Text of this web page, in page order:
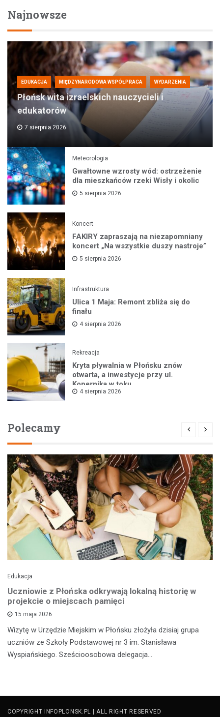
Najnowsze
EDUKACJA MIĘDZYNARODOWA WSPÓŁPRACA WYDARZENIA
Płońsk wita izraelskich nauczycieli i
edukatorów
7 sierpnia 2026
Meteorologia
Gwałtowne wzrosty wód: ostrzeżenie
dla mieszkańców rzeki Wisły i okolic
5 sierpnia 2026
Koncert
FAKIRY zapraszają na niezapomniany
koncert „Na wszystkie duszy nastroje”
5 sierpnia 2026
Infrastruktura
Ulica 1 Maja: Remont zbliża się do
finału
4 sierpnia 2026
Rekreacja
Kryta pływalnia w Płońsku znów
otwarta, a inwestycje przy ul.
Kopernika w toku
4 sierpnia 2026
Polecamy
Edukacja
Uczniowie z Płońska odkrywają lokalną historię w
projekcie o miejscach pamięci
15 maja 2026
Wizytę w Urzędzie Miejskim w Płońsku złożyła dzisiaj grupa
uczniów ze Szkoły Podstawowej nr 3 im. Stanisława
Wyspiańskiego. Sześcioosobowa delegacja…
COPYRIGHT INFOPLONSK.PL | ALL RIGHT RESERVED